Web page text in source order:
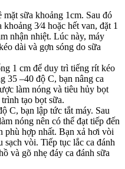
sữa khoảng 1cm. Sau đó
3⁄4 hoặc hết van, đặt 1
nhận nhiệt. Lúc này, máy
dài và gợn sóng do sữa
1 cm để duy trì tiếng rít kéo
35 –40 độ C, bạn nâng ca
làm nóng và tiêu hủy bọt
tạo bọt sữa.
C, bạn lập tức tắt máy. Sau
nóng nên có thể đạt tiếp đến
phù hợp nhất. Bạn xả hơi vòi
sạch vòi. Tiếp tục lắc ca đánh
và gõ nhẹ đáy ca đánh sữa